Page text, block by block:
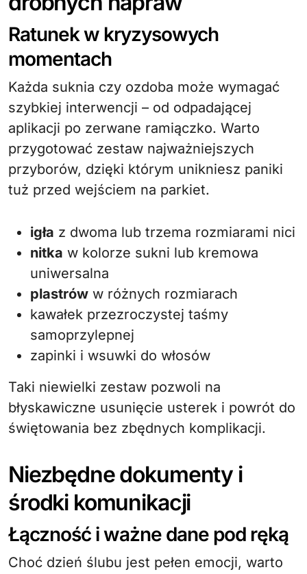
Ratunek w kryzysowych
momentach
Każda suknia czy ozdoba może wymagać
szybkiej interwencji – od odpadającej
aplikacji po zerwane ramiączko. Warto
przygotować zestaw najważniejszych
przyborów, dzięki którym unikniesz paniki
tuż przed wejściem na parkiet.
igła z dwoma lub trzema rozmiarami nici
nitka w kolorze sukni lub kremowa
uniwersalna
plastrów w różnych rozmiarach
kawałek przezroczystej taśmy
samoprzylepnej
zapinki i wsuwki do włosów
Taki niewielki zestaw pozwoli na
błyskawiczne usunięcie usterek i powrót do
świętowania bez zbędnych komplikacji.
Niezbędne dokumenty i
środki komunikacji
Łączność i ważne dane pod ręką
Choć dzień ślubu jest pełen emocji, warto